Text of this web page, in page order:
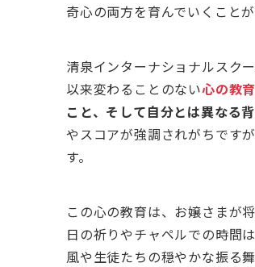
奇心の両方を育んでいくことが
清泉インターナショナルスク
以来変わることのない心の教育
こと、そして自分とは異なる
やスコアが強調されがちです
す。
この心の教育は、お嬢さまが
日の祈りやチャペルでの時間
風や生徒たちの穏やかな振る